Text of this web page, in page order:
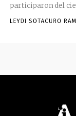
participaron del
LEYDI SOTACURO